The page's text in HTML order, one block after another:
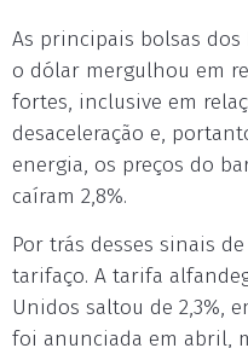
As principais bolsas dos
o dólar mergulhou em
fortes, inclusive em
desaceleração e,
energia, os preços do
caíram 2,8%.
Por trás desses sinais
tarifaço. A tarifa
Unidos saltou de 2,3%,
foi anunciada em abril,